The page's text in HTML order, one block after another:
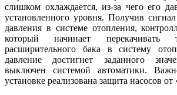
слишком охлаждается, из-за че­го его
установленного уровня. Получив
давления в системе отопления,
который начинает перекачивать
расширительного ба­ка в систему
давление достигнет заданного
выключен системой автоматики.
установке реализована защита насосов от